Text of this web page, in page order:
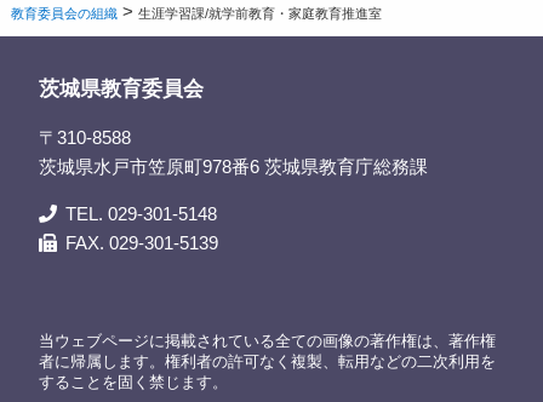
教育委員会の組織 >生涯学習課/就学前教育・家庭教育推進室
茨城県教育委員会
〒310-8588
茨城県水戸市笠原町978番6 茨城県教育庁総務課
TEL. 029-301-5148
FAX. 029-301-5139
当ウェブページに掲載されている全ての画像の著作権は、著作権
者に帰属します。権利者の許可なく複製、転用などの二次利用を
することを固く禁じます。